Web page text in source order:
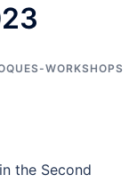
WORKSHOPS
the Second